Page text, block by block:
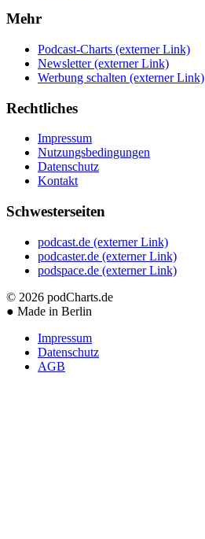
Mehr
Podcast-Charts (externer Link)
Newsletter (externer Link)
Werbung schalten (externer Link)
Rechtliches
Impressum
Nutzungsbedingungen
Datenschutz
Kontakt
Schwesterseiten
podcast.de (externer Link)
podcaster.de (externer Link)
podspace.de (externer Link)
© 2026 podCharts.de
● Made in Berlin
Impressum
Datenschutz
AGB